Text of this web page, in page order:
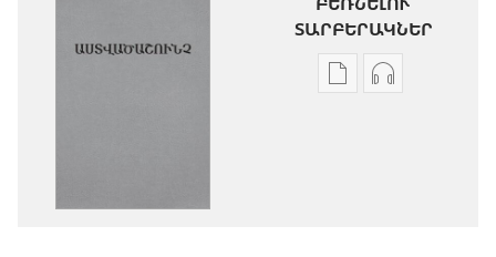
ՏԱՐԲԵՐԱԿՆԵՐ
Թվային